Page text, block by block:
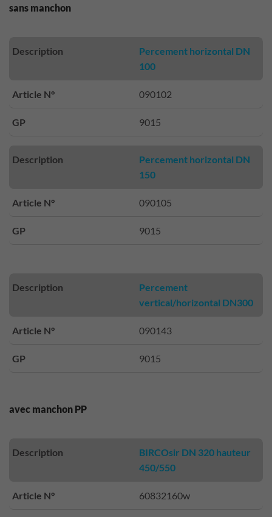
sans manchon
Description
Percement horizontal DN
100
Article N° 090102
GP 9015
Description
Percement horizontal DN
150
Article N° 090105
GP 9015
Description
Percement
vertical/horizontal DN300
Article N° 090143
GP 9015
avec manchon PP
Description
BIRCOsir DN 320 hauteur
450/550
Article N° 60832160w